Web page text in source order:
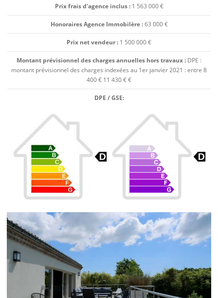
Prix frais d'agence inclus :1 563 000 €
Honoraires Agence Immobilère :63 000 €
Prix net vendeur : 1 500 000 €
Montant prévisionnel des charges annuelles hors travaux : DPE :
montant prévisionnel des charges indexées au 1er janvier 2021 : entre 8
400 € 11 430 € €
DPE / GSE: